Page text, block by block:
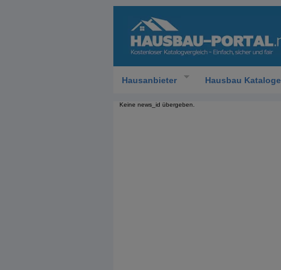
Hausanbieter Hausbau Kataloge
Keine news_id übergeben.